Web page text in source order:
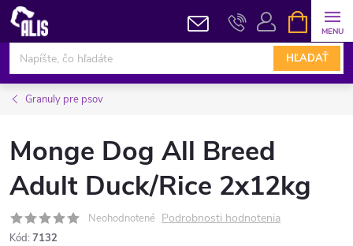
Prejsť
obsah
HĽADAŤ
KOŠÍK
Granuly pre psov
Monge Dog All Breed
Adult Duck/Rice 2x12kg
Neohodnotené Podrobnosti hodnotenia
Kód: 7132